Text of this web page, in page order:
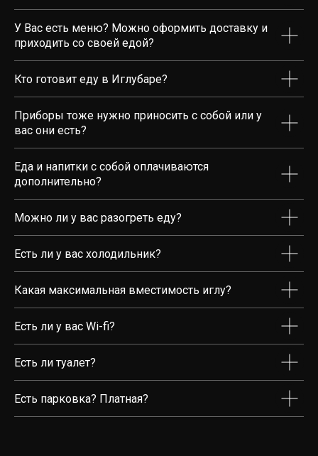
У Вас есть меню? Можно оформить доставку и
приходить со своей едой?
Кто готовит еду в Иглубаре?
Приборы тоже нужно приносить с собой или у
вас они есть?
Еда и напитки с собой оплачиваются
дополнительно?
Можно ли у вас разогреть еду?
Есть ли у вас холодильник?
Какая максимальная вместимость иглу?
Есть ли у вас Wi-fi?
Есть ли туалет?
Есть парковка? Платная?